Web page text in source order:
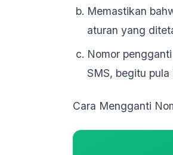
Memastikan
aturan yang
Nomor
SMS, begitu
Cara Mengganti